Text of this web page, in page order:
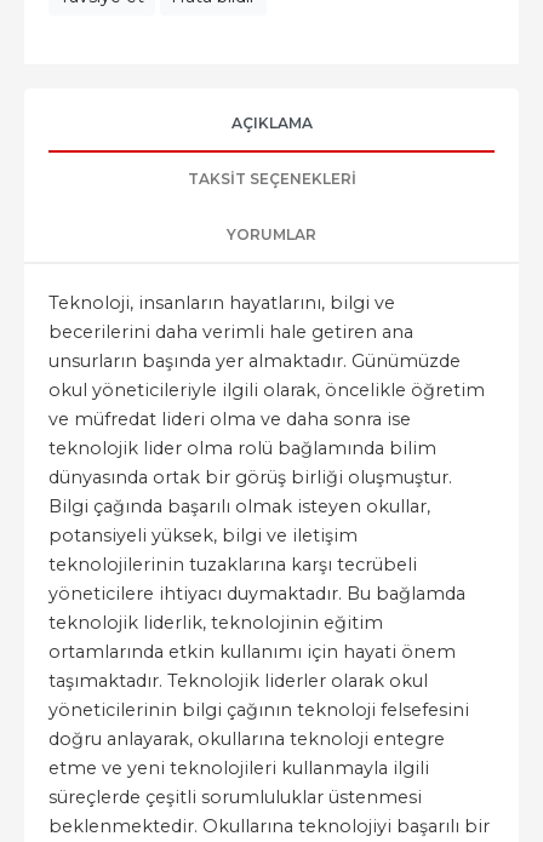
AÇIKLAMA
TAKSIT SEÇENEKLERI
YORUMLAR
Teknoloji, insanların hayatlarını, bilgi ve
becerilerini daha verimli hale getiren ana
unsurların başında yer almaktadır. Günümüzde
okul yöneticileriyle ilgili olarak, öncelikle öğretim
ve müfredat lideri olma ve daha sonra ise
teknolojik lider olma rolü bağlamında bilim
dünyasında ortak bir görüş birliği oluşmuştur.
Bilgi çağında başarılı olmak isteyen okullar,
potansiyeli yüksek, bilgi ve iletişim
teknolojilerinin tuzaklarına karşı tecrübeli
yöneticilere ihtiyacı duymaktadır. Bu bağlamda
teknolojik liderlik, teknolojinin eğitim
ortamlarında etkin kullanımı için hayati önem
taşımaktadır. Teknolojik liderler olarak okul
yöneticilerinin bilgi çağının teknoloji felsefesini
doğru anlayarak, okullarına teknoloji entegre
etme ve yeni teknolojileri kullanmayla ilgili
süreçlerde çeşitli sorumluluklar üstenmesi
beklenmektedir. Okullarına teknolojiyi başarılı bir